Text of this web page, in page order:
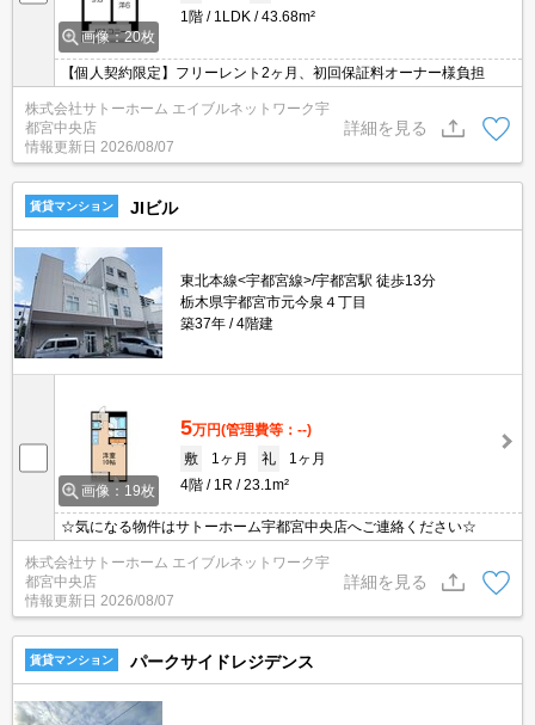
画像：20枚
1階
1LDK 43.68m²
【個人契約限定】フリーレント2ヶ月、初回保証料オーナー様負担
株式会社サトーホーム エイブルネットワーク宇
都宮中央店
情報更新日 2026/08/07
詳細を見る
賃貸マンション JIビル
東北本線<宇都宮線>/宇都宮駅 徒歩13分
栃木県宇都宮市元今泉４丁目
築37年
4階建
画像：19枚
5万円(管理費等：--)
敷
1ヶ月 礼
1ヶ月
4階
1R 23.1m²
☆気になる物件はサトーホーム宇都宮中央店へご連絡ください☆
株式会社サトーホーム エイブルネットワーク宇
都宮中央店
情報更新日 2026/08/07
詳細を見る
賃貸マンション パークサイドレジデンス